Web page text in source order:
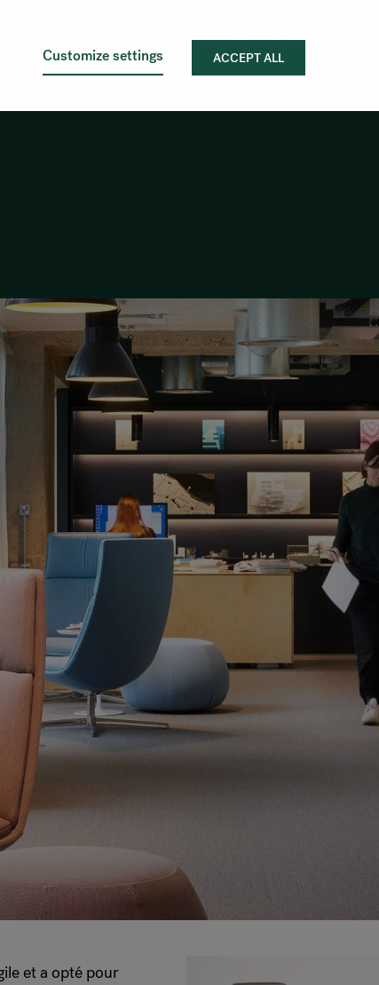
Customize settings ACCEPT ALL
commentent que leur
et a opté pour